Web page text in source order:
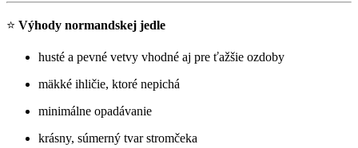
⭐ Výhody normandskej jedle
husté a pevné vetvy vhodné aj pre ťažšie ozdoby
mäkké ihličie, ktoré nepichá
minimálne opadávanie
krásny, súmerný tvar stromčeka